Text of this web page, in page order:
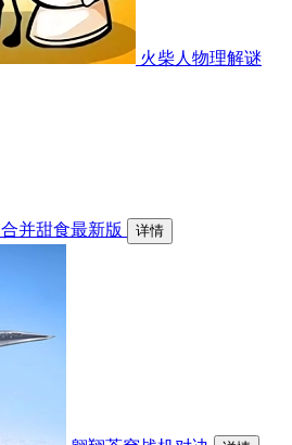
火柴人物理解谜
合并甜食最新版 详情